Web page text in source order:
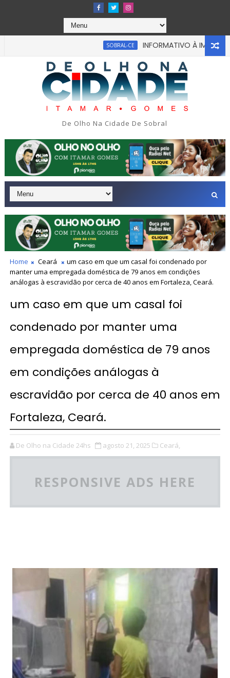
SOBRAL-CE INFORMATIVO À IMPRENSA
De Olho Na Cidade De Sobral
Home Ceará
um caso em que um casal foi condenado por
manter uma empregada doméstica de 79 anos em condições
análogas à escravidão por cerca de 40 anos em Fortaleza, Ceará.
um caso em que um casal foi
condenado por manter uma
empregada doméstica de 79 anos
em condições análogas à
escravidão por cerca de 40 anos em
Fortaleza, Ceará.
De Olho na Cidade 24hs agosto 21, 2025 Ceará,
RESPONSIVE ADS HERE